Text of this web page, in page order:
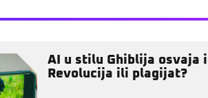
AI u stilu Ghiblija osvaja
Revolucija ili plagijat?